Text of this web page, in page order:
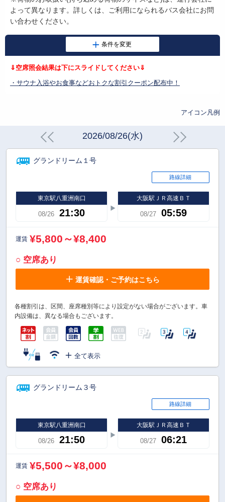
よって異なります。詳しくは、ご利用になられるバス会社にお問
い合わせください。
⇓空席照会結果は下にスライドしてください⇓
・サウナ入浴やお食事などおトクな割引クーポン配布中！
アイコン凡例
2026/08/26(水)
グランドリーム１号
路線詳細
東京駅八重洲南口
08/26 21:30
大阪駅ＪＲ高速ＢＴ
08/27 05:59
運賃 ¥5,800～¥8,400
○ 空席あり
運賃確認・ご予約はこちら
各種割引は、区間、座席種別等により設定がない場合がございます。車
内設備は、異なる場合もございます。
全て表示
グランドリーム３号
路線詳細
東京駅八重洲南口
08/26 21:50
大阪駅ＪＲ高速ＢＴ
08/27 06:21
運賃 ¥5,500～¥8,000
○ 空席あり